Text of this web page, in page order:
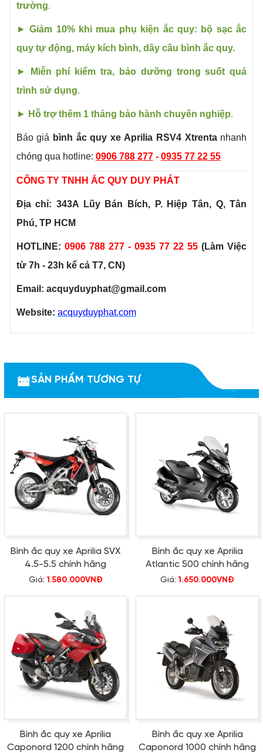
trường.
►Giảm 10% khi mua phụ kiện ắc quy: bộ sạc ắc
quy tự động, máy kích bình, dây câu bình ắc quy.
►
Miễn phí kiểm tra, bảo dưỡng trong suốt quá
trình sử dụng.
► Hỗ trợ thêm 1 tháng bảo hành chuyên nghiệp.
Báo giá bình ắc quy xe Aprilia RSV4 Xtrentanhanh
chóng qua hotline: 0906 788 277- 0935 77 22 55
CÔNG TY TNHH ẮC QUY DUY PHÁT
Địa chỉ: 343A Lũy Bán Bích, P. Hiệp Tân, Q, Tân
Phú, TP HCM
HOTLINE: 0906 788 277 - 0935 77 22 55(Làm Việc
từ 7h - 23h kể cả T7, CN)
Email: acquyduyphat@gmail.com
Website: acquyduyphat.com
SẢN PHẨM TƯƠNG TỰ
Bình ắc quy xe Aprilia SVX
4.5-5.5 chính hãng
Giá:1.580.000VNĐ
Bình ắc quy xe Aprilia
Atlantic 500 chính hãng
Giá:1.650.000VNĐ
Bình ắc quy xe Aprilia
Caponord 1200 chính hãng
Bình ắc quy xe Aprilia
Caponord 1000 chính hãng